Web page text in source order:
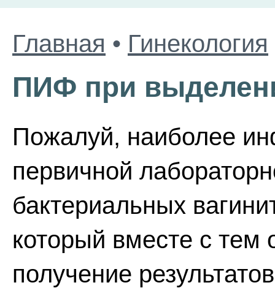
Главная • Гинекология
ПИФ при
Пожалуй, наиболее
первичной
бактериальных
который вместе с тем
получение